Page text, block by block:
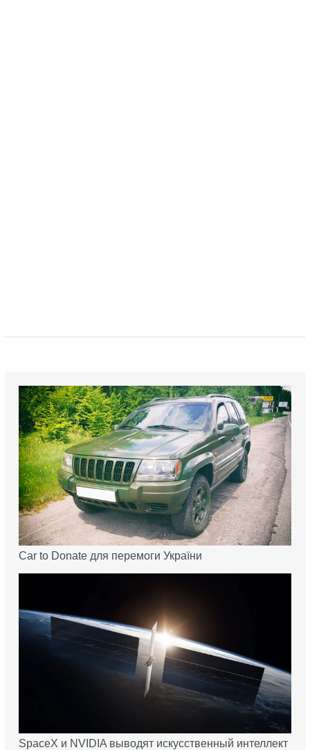
Car to Donate для перемоги України
SpaceX и NVIDIA выводят искусственный интеллект